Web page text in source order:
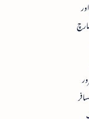
تھے۔ 17/مارچ